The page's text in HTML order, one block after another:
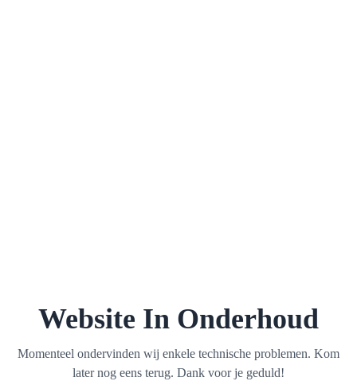
Website In Onderhoud
Momenteel ondervinden wij enkele technische problemen. Kom
later nog eens terug. Dank voor je geduld!